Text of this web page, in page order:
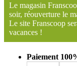
Le magasin
soir, réouverture le
Le site Franscoop
vacances !
Paiement